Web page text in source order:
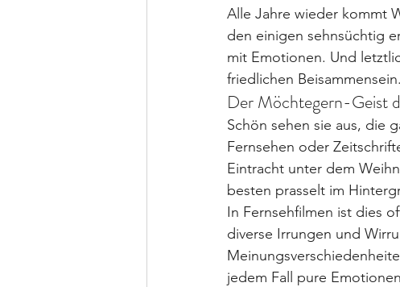
Alle Jahre wieder kommt
den einigen sehnsüchtig
mit Emotionen. Und
friedlichen Beisammensein.
Der Möchtegern-Geist
Schön sehen sie aus, die
Fernsehen oder
Eintracht unter dem
besten prasselt im
In Fernsehfilmen ist dies
diverse Irrungen und
jedem Fall pure